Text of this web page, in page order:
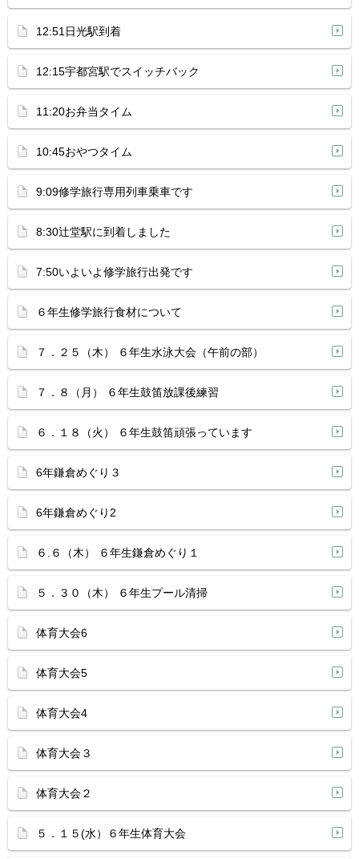
12:51日光駅到着
12:15宇都宮駅でスイッチバック
11:20お弁当タイム
10:45おやつタイム
9:09修学旅行専用列車乗車です
8:30辻堂駅に到着しました
7:50いよいよ修学旅行出発です
６年生修学旅行食材について
７．２５（木） ６年生水泳大会（午前の部）
７．８（月） ６年生鼓笛放課後練習
６．１８（火） ６年生鼓笛頑張っています
6年鎌倉めぐり３
6年鎌倉めぐり2
６.６（木） ６年生鎌倉めぐり１
５．３０（木） ６年生プール清掃
体育大会6
体育大会5
体育大会4
体育大会３
体育大会２
５．１５(水）６年生体育大会